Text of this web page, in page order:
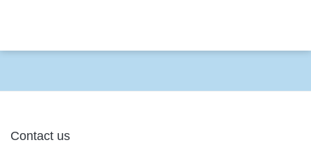
Contact us